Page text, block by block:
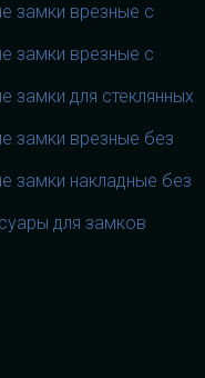
замки врезные с
замки врезные с
замки для стеклянных
замки врезные без
замки накладные без
для замков